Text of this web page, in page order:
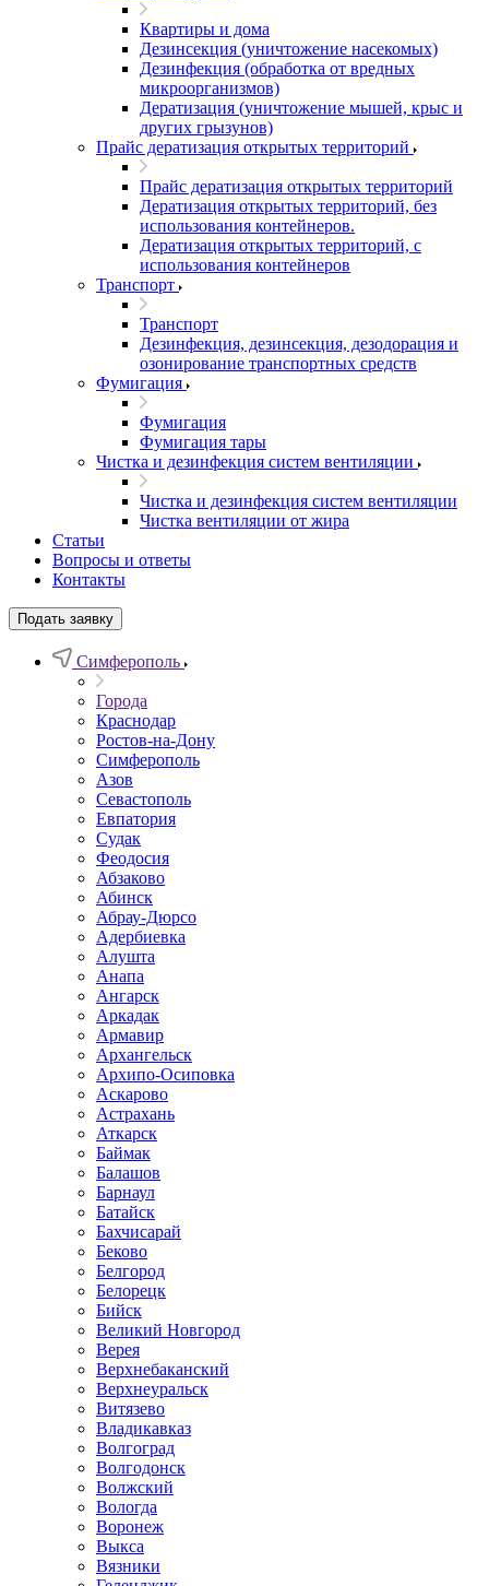
Квартиры и дома
Дезинсекция (уничтожение насекомых)
Дезинфекция (обработка от вредных
микроорганизмов)
Дератизация (уничтожение мышей, крыс и
других грызунов)
Прайс дератизация открытых территорий
Прайс дератизация открытых территорий
Дератизация открытых территорий, без
использования контейнеров.
Дератизация открытых территорий, с
использования контейнеров
Транспорт
Транспорт
Дезинфекция, дезинсекция, дезодорация и
озонирование транспортных средств
Фумигация
Фумигация
Фумигация тары
Чистка и дезинфекция систем вентиляции
Чистка и дезинфекция систем вентиляции
Чистка вентиляции от жира
Статьи
Вопросы и ответы
Контакты
Подать заявку
Симферополь
Города
Краснодар
Ростов-на-Дону
Симферополь
Азов
Севастополь
Евпатория
Судак
Феодосия
Абзаково
Абинск
Абрау-Дюрсо
Адербиевка
Алушта
Анапа
Ангарск
Аркадак
Армавир
Архангельск
Архипо-Осиповка
Аскарово
Астрахань
Аткарск
Баймак
Балашов
Барнаул
Батайск
Бахчисарай
Беково
Белгород
Белорецк
Бийск
Великий Новгород
Верея
Верхнебаканский
Верхнеуральск
Витязево
Владикавказ
Волгоград
Волгодонск
Волжский
Вологда
Воронеж
Выкса
Вязники